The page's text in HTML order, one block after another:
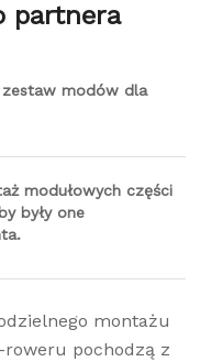
partnera
zestaw modów dla
modułowych części
były one
montażu
pochodzą z